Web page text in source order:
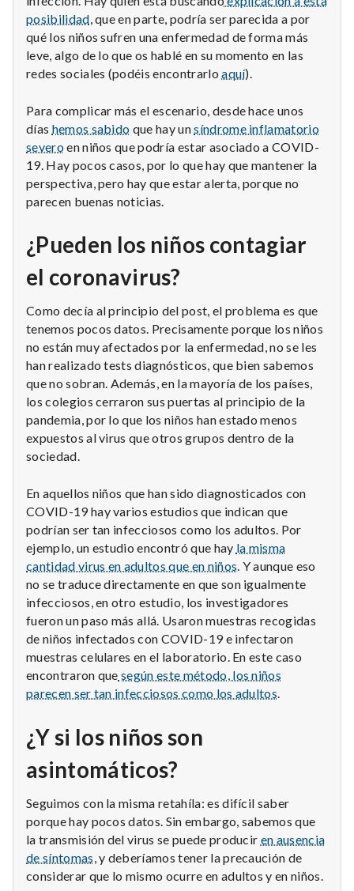
posibilidad , que en parte, podría ser parecida a por
qué los niños sufren una enfermedad de forma más
leve, algo de lo que os hablé en su momento en las
redes sociales (podéis encontrarloaquí).
Para complicar más el escenario, desde hace unos
días hemos sabido que hay unsíndrome inflamatorio
severoen niños que podría estar asociado a COVID-
19. Hay pocos casos, por lo que hay que mantener la
perspectiva, pero hay que estar alerta, porque no
parecen buenas noticias.
¿Pueden los niños contagiar
el coronavirus?
Como decía al principio del post, el problema es que
tenemos pocos datos. Precisamente porque los niños
no están muy afectados por la enfermedad, no se les
han realizado tests diagnósticos, que bien sabemos
que no sobran. Además, en la mayoría de los países,
los colegios cerraron sus puertas al principio de la
pandemia, por lo que los niños han estado menos
expuestos al virus que otros grupos dentro de la
sociedad.
En aquellos niños que han sido diagnosticados con
COVID-19 hay varios estudios que indican que
podrían ser tan infecciosos como los adultos. Por
ejemplo, un estudio encontró que hay la misma
cantidad virus en adultos que en niños. Y aunque eso
no se traduce directamente en que son igualmente
infecciosos, en otro estudio, los investigadores
fueron un paso más allá. Usaron muestras recogidas
de niños infectados con COVID-19 e infectaron
muestras celulares en el laboratorio. En este caso
encontraron que según este método, los niños
parecen ser tan infecciosos como los adultos.
¿Y si los niños son
asintomáticos?
Seguimos con la misma retahíla: es difícil saber
porque hay pocos datos. Sin embargo, sabemos que
la transmisión del virus se puede producir en ausencia
de síntomas, y deberíamos tener la precaución de
considerar que lo mismo ocurre en adultos y en niños.